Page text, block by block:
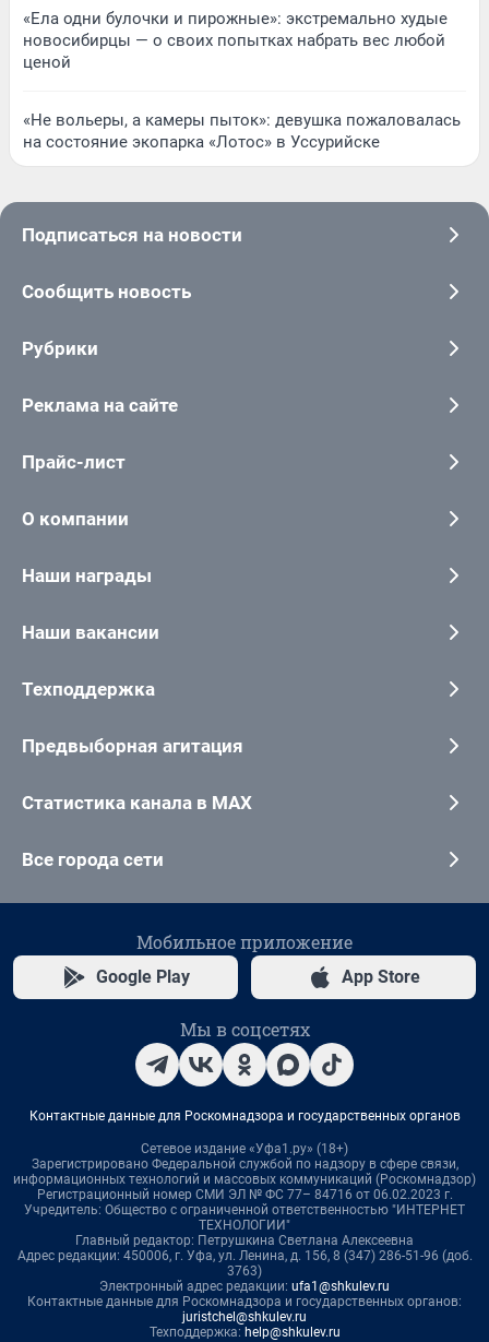
«Ела одни булочки и пирожные»: экстремально худые
новосибирцы — о своих попытках набрать вес любой
ценой
«Не вольеры, а камеры пыток»: девушка пожаловалась
на состояние экопарка «Лотос» в Уссурийске
Подписаться на новости
Сообщить новость
Рубрики
Реклама на сайте
Прайс-лист
О компании
Наши награды
Наши вакансии
Техподдержка
Предвыборная агитация
Статистика канала в MAX
Все города сети
Мобильное приложение
Google Play App Store
Мы в соцсетях
Контактные данные для Роскомнадзора и государственных органов
Сетевое издание «Уфа1.ру» (18+)
Зарегистрировано Федеральной службой по надзору в сфере связи,
информационных технологий и массовых коммуникаций (Роскомнадзор)
Регистрационный номер СМИ ЭЛ № ФС 77– 84716 от 06.02.2023 г.
Учредитель: Общество с ограниченной ответственностью "ИНТЕРНЕТ
ТЕХНОЛОГИИ"
Главный редактор: Петрушкина Светлана Алексеевна
Адрес редакции: 450006, г. Уфа, ул. Ленина, д. 156, 8 (347) 286-51-96 (доб.
3763)
Электронный адрес редакции: ufa1@shkulev.ru
Контактные данные для Роскомнадзора и государственных органов:
juristchel@shkulev.ru
Техподдержка: help@shkulev.ru